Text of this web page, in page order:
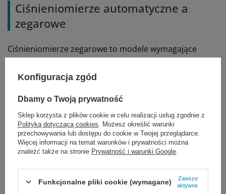
Ciśnieniomierze automatyczne a
zegarowe
Ciśnieniomierze zegarowe to modele wymagające
dołączane są zazwyczaj słuchawki, za pomocą których
jednak to, że na używaniu tego typu ciśnieniomierzy
trzeba się znać, bo co jakiś czas musimy dokonać
kalibracji ciśnieniomierza. Od wielu lat ciśnieniomierze
te są z powodzeniem używane w klinikach, teraz
natomiast wypierają je ciśnieniomierze automatyczne,
Konfiguracja zgód
Dbamy o Twoją prywatność
Sklep korzysta z plików cookie w celu realizacji usług zgodnie z
Polityką dotyczącą cookies . Możesz określić warunki
przechowywania lub dostępu do cookie w Twojej przeglądarce.
Więcej informacji na temat warunków i prywatności można
znaleźć także na stronie Prywatność i warunki Google
Funkcjonalne pliki cookie (wymagane)
Zawsze
aktywne